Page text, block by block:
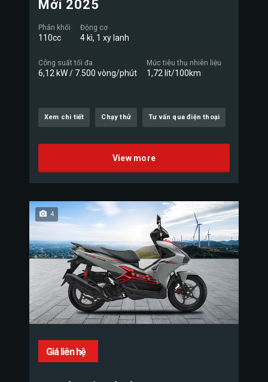
Mới 2025
Phân khối
110cc
Động cơ
4 kì, 1 xy lanh
Công suất tối đa
6,12 kW / 7.500 vòng/phút
Mức tiêu thụ nhiên liệu
1,72 lít/100km
Xem chi tiết Chạy thử Tư vấn qua điện thoại
View more
4
Giá liên hệ